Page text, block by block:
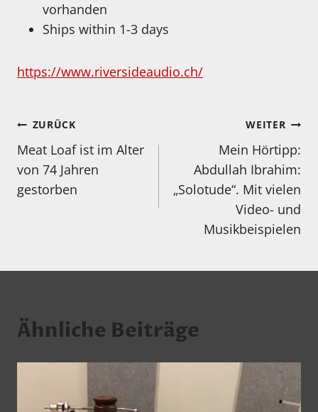
vorhanden
Ships within 1-3 days
https://www.riversideaudio.ch/
Beitragsnavigation
ZURÜCK
Meat Loaf ist im Alter
von 74 Jahren
gestorben
WEITER
Mein Hörtipp:
Abdullah Ibrahim:
„Solotude“. Mit vielen
Video- und
Musikbeispielen
Ähnliche Beiträge